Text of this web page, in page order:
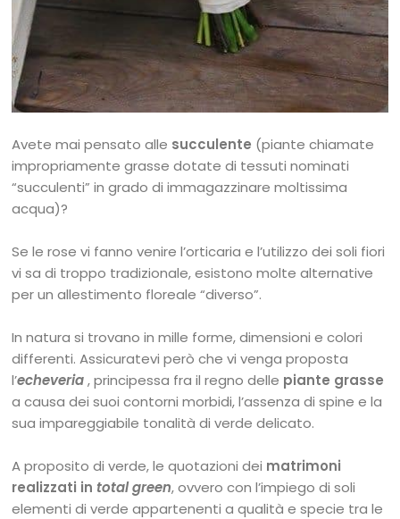
Avete mai pensato alle succulente (piante chiamate
impropriamente grasse dotate di tessuti nominati
“succulenti” in grado di immagazzinare moltissima
acqua)?
Se le rose vi fanno venire l’orticaria e l’utilizzo dei soli fiori
vi sa di troppo tradizionale, esistono molte alternative
per un allestimento floreale “diverso”.
In natura si trovano in mille forme, dimensioni e colori
differenti. Assicuratevi però che vi venga proposta
l’echeveria, principessa fra il regno delle piante grasse
a causa dei suoi contorni morbidi, l’assenza di spine e la
sua impareggiabile tonalità di verde delicato.
A proposito di verde, le quotazioni dei matrimoni
realizzati in total green, ovvero con l’impiego di soli
elementi di verde appartenenti a qualità e specie tra le